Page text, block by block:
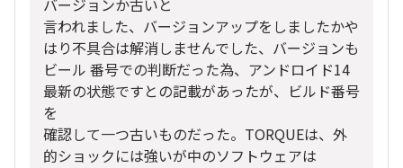
バージョンか古いと
言われました、バージョンアップをしましたかや
はり不具合は解消しませんでした、バージョンも
ビール 番号での判断だった為、アンドロイド14
最新の状態ですとの記載があったが、ビルド番号
を
確認して一つ古いものだった。TORQUEは、外
的ショックには強いが中のソフトウェアは